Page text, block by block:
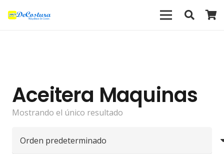
Aceitera Maquinas
Mostrando el único resultado